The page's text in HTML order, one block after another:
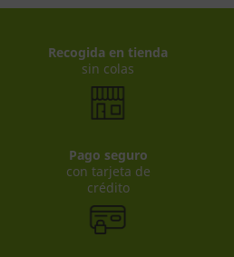
Recogida en tienda
sin colas
Pago seguro
con tarjeta de
crédito